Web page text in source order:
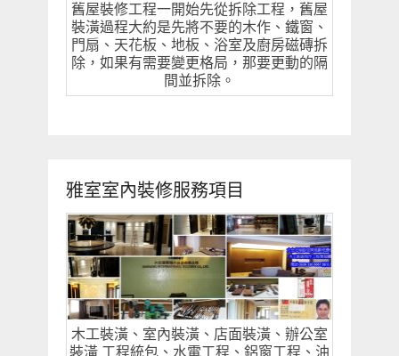
舊屋裝修工程一開始先從拆除工程，舊屋
裝潢過程大約是先將不要的木作、鐵窗、
門扇、天花板、地板、浴室及廚房磁磚拆
除，如果有需要變更格局，那要更動的隔
間並拆除。
雅室室內裝修服務項目
木工裝潢、室內裝潢、店面裝潢、辦公室
裝潢 工程統包、水電工程、鋁窗工程、油